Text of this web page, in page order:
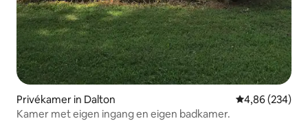
Privékamer in Dalton Gemiddelde
4,86 (234)
Kamer met eigen ingang en eigen badkamer.